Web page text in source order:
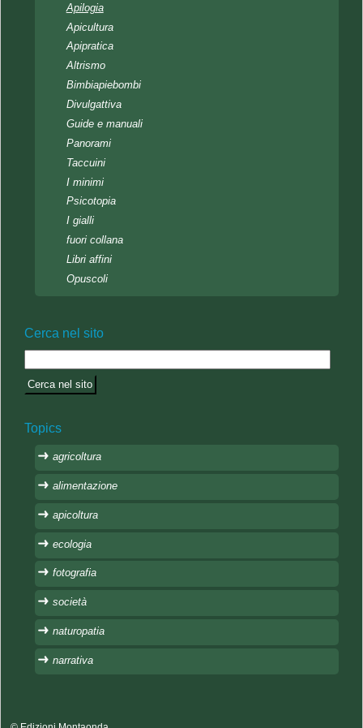
Apilogia
Apicultura
Apipratica
Altrismo
Bimbiapiebombi
Divulgattiva
Guide e manuali
Panorami
Taccuini
I minimi
Psicotopia
I gialli
fuori collana
Libri affini
Opuscoli
Cerca nel sito
Topics
agricoltura
alimentazione
apicoltura
ecologia
fotografia
società
naturopatia
narrativa